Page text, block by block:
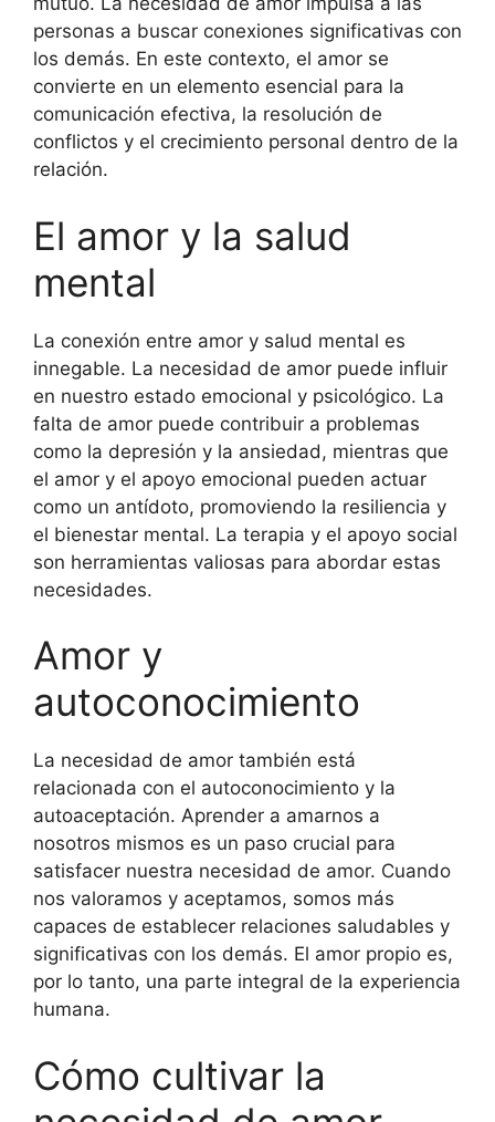
personas a buscar conexiones significativas con
los demás. En este contexto, el amor se
convierte en un elemento esencial para la
comunicación efectiva, la resolución de
conflictos y el crecimiento personal dentro de la
relación.
El amor y la salud
mental
La conexión entre amor y salud mental es
innegable. La necesidad de amor puede influir
en nuestro estado emocional y psicológico. La
falta de amor puede contribuir a problemas
como la depresión y la ansiedad, mientras que
el amor y el apoyo emocional pueden actuar
como un antídoto, promoviendo la resiliencia y
el bienestar mental. La terapia y el apoyo social
son herramientas valiosas para abordar estas
necesidades.
Amor y
autoconocimiento
La necesidad de amor también está
relacionada con el autoconocimiento y la
autoaceptación. Aprender a amarnos a
nosotros mismos es un paso crucial para
satisfacer nuestra necesidad de amor. Cuando
nos valoramos y aceptamos, somos más
capaces de establecer relaciones saludables y
significativas con los demás. El amor propio es,
por lo tanto, una parte integral de la experiencia
humana.
Cómo cultivar la